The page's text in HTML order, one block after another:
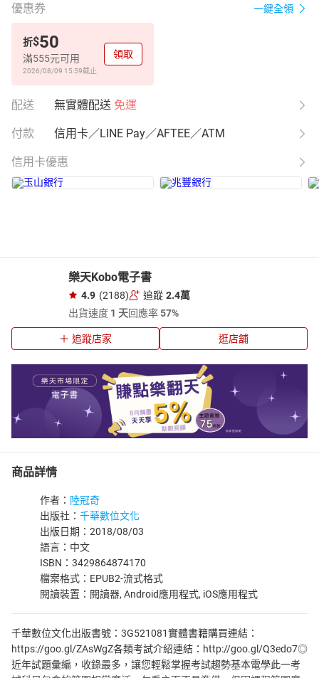
優惠券 一鍵全領
折$50
滿555元可用
2026/08/09 15:59截止
領取
配送 無實體配送 免運
付款 信用卡／LINE Pay／AFTEE／ATM
信用卡優惠
樂天Kobo電子書
4.9 (2188) 追蹤 2.4萬
出貨速度 1 天回應率57%
追蹤店家 逛店舖
商品詳情
作者： 陸冠奇
出版社： 千華數位文化
出版日期：2018/08/03
語言：中文
ISBN：3429864874170
檔案格式：EPUB2-流式格式
閱讀裝置：閱讀器, Android應用程式, iOS應用程式
千華數位文化出版書號：3G521081實體書籍購買連結：
https://goo.gl/ZAsWgZ各類考試介紹連結：http://goo.gl/Q3edo7◎
近年試題彙編，收錄最多，讓您輕鬆掌握考試趨勢基本電學此一考